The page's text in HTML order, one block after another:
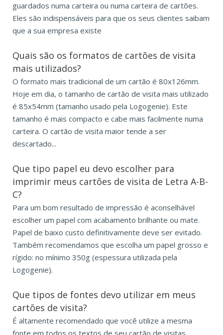
guardados numa carteira ou numa carteira de cartões.
Eles são indispensáveis para que os seus clientes saibam
que a sua empresa existe
Quais são os formatos de cartões de visita
mais utilizados?
O formato mais tradicional de um cartão é 80x126mm.
Hoje em dia, o tamanho de cartão de visita mais utilizado
é 85x54mm (tamanho usado pela Logogenie). Este
tamanho é mais compacto e cabe mais facilmente numa
carteira. O cartão de visita maior tende a ser
descartado...
Que tipo papel eu devo escolher para
imprimir meus cartões de visita de Letra A-B-
C?
Para um bom resultado de impressão é aconselhável
escolher um papel com acabamento brilhante ou mate.
Papel de baixo custo definitivamente deve ser evitado.
Também recomendamos que escolha um papel grosso e
rígido: no mínimo 350g (espessura utilizada pela
Logogenie).
Que tipos de fontes devo utilizar em meus
cartões de visita?
É altamente recomendado que você utilize a mesma